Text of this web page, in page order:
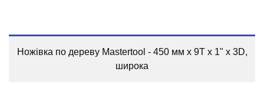
Ножівка по дереву Mastertool - 450 мм x 9T x 1" x 3D,
широка